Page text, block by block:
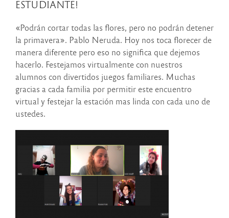
ESTUDIANTE!
«Podrán cortar todas las flores, pero no podrán detener
la primavera». Pablo Neruda. Hoy nos toca florecer de
manera diferente pero eso no significa que dejemos
hacerlo. Festejamos virtualmente con nuestros
alumnos con divertidos juegos familiares. Muchas
gracias a cada familia por permitir este encuentro
virtual y festejar la estación mas linda con cada uno de
ustedes.